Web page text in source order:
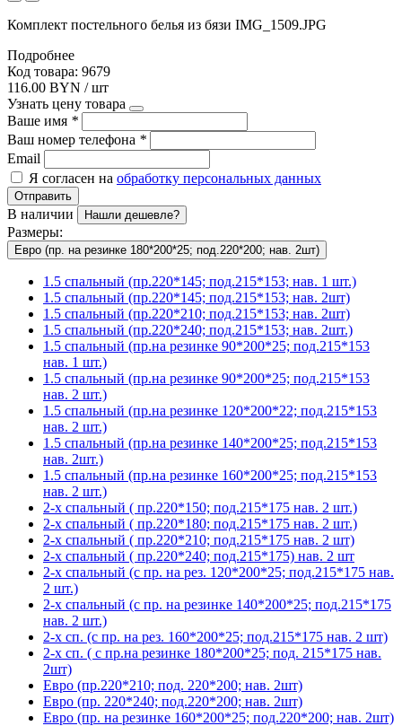
Комплект постельного белья из бязи IMG_1509.JPG
Подробнее
Код товара: 9679
116.00 BYN / шт
Узнать цену товара
Ваше имя *
Ваш номер телефона *
Email
Я согласен на обработку персональных данных
Отправить
В наличии Нашли дешевле?
Размеры:
Евро (пр. на резинке 180*200*25; под.220*200; нав. 2шт)
1.5 спальный (пр.220*145; под.215*153; нав. 1 шт.)
1.5 спальный (пр.220*145; под.215*153; нав. 2шт)
1.5 спальный (пр.220*210; под.215*153; нав. 2шт)
1.5 спальный (пр.220*240; под.215*153; нав. 2шт.)
1.5 спальный (пр.на резинке 90*200*25; под.215*153
нав. 1 шт.)
1.5 спальный (пр.на резинке 90*200*25; под.215*153
нав. 2 шт.)
1.5 спальный (пр.на резинке 120*200*22; под.215*153
нав. 2 шт.)
1.5 спальный (пр.на резинке 140*200*25; под.215*153
нав. 2шт.)
1.5 спальный (пр.на резинке 160*200*25; под.215*153
нав. 2 шт.)
2-х спальный ( пр.220*150; под.215*175 нав. 2 шт.)
2-х спальный ( пр.220*180; под.215*175 нав. 2 шт.)
2-х спальный ( пр.220*210; под.215*175 нав. 2 шт)
2-х спальный ( пр.220*240; под.215*175) нав. 2 шт
2-х спальный (с пр. на рез. 120*200*25; под.215*175 нав.
2 шт.)
2-х спальный (с пр. на резинке 140*200*25; под.215*175
нав. 2 шт.)
2-х сп. (с пр. на рез. 160*200*25; под.215*175 нав. 2 шт)
2-х сп. ( с пр.на резинке 180*200*25; под. 215*175 нав.
2шт)
Евро (пр.220*210; под. 220*200; нав. 2шт)
Евро (пр. 220*240; под.220*200; нав. 2шт)
Евро (пр. на резинке 160*200*25; под.220*200; нав. 2шт)